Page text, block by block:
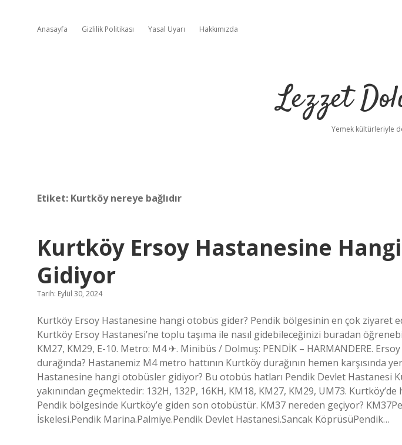
Anasayfa Gizlilik Politikası Yasal Uyarı Hakkımızda
Lezzet
Yemek kültürleriyle
Etiket: Kurtköy nereye bağlıdır
Kurtköy Ersoy Hastanesine
Gidiyor
Tarih: Eylül 30, 2024
Kurtköy Ersoy Hastanesine hangi otobüs gider? Pendik bölgesinin en çok ziyaret
Kurtköy Ersoy Hastanesi’ne toplu taşıma ile nasıl gidebileceğinizi buradan
KM27, KM29, E-10. Metro: M4 ✈. Minibüs / Dolmuş: PENDİK – HARMANDERE.
durağında? Hastanemiz M4 metro hattının Kurtköy durağının hemen karşısında
Hastanesine hangi otobüsler gidiyor? Bu otobüs hatları Pendik Devlet Hastanesi
yakınından geçmektedir: 132H, 132P, 16KH, KM18, KM27, KM29, UM73.
Pendik bölgesinde Kurtköy’e giden son otobüstür. KM37 nereden geçiyor?
İskelesi.Pendik Marina.Palmiye.Pendik Devlet Hastanesi.Sancak KöprüsüPendik…